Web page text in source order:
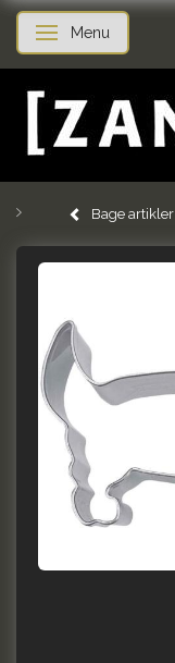
Skifte navigation
Menu
Bage artikler